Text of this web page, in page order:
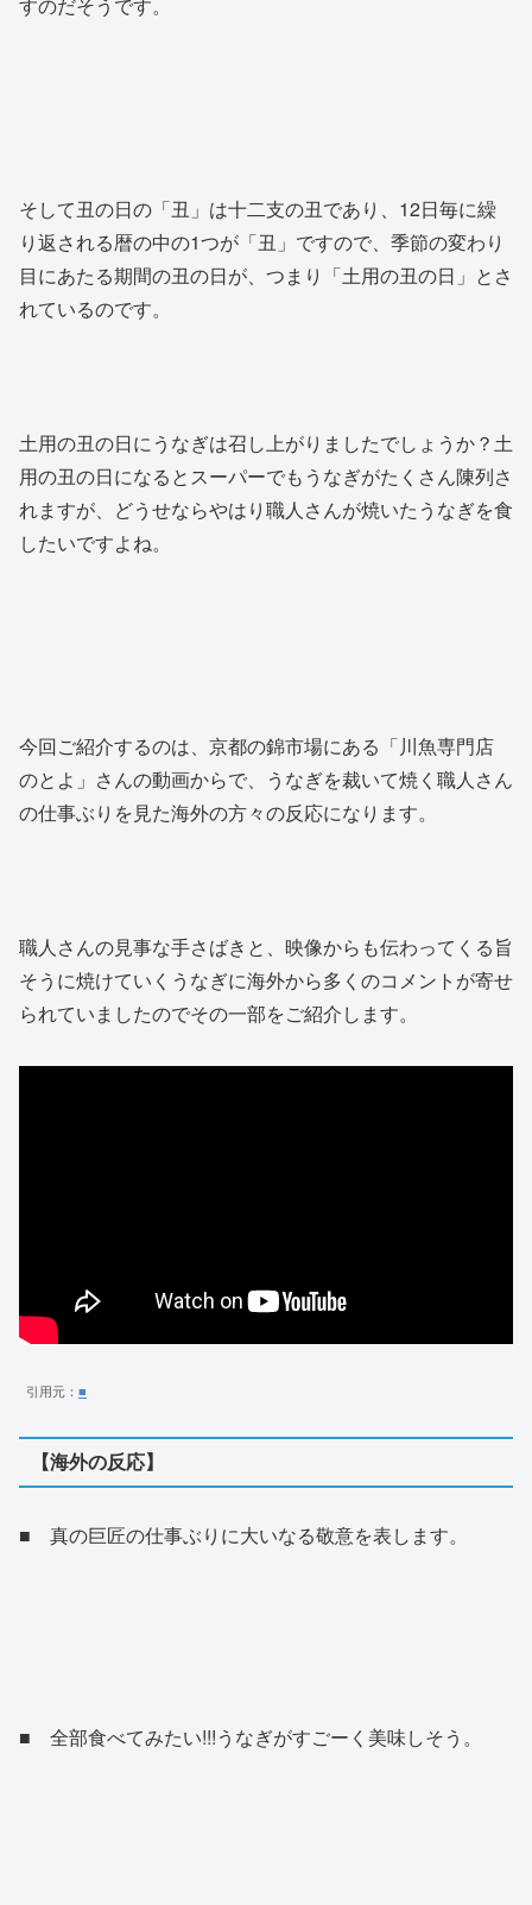
すのだそうです。
そして丑の日の「丑」は十二支の丑であり、12日毎に繰
り返される暦の中の1つが「丑」ですので、季節の変わり
目にあたる期間の丑の日が、つまり「土用の丑の日」とさ
れているのです。
土用の丑の日にうなぎは召し上がりましたでしょうか？土
用の丑の日になるとスーパーでもうなぎがたくさん陳列さ
れますが、どうせならやはり職人さんが焼いたうなぎを食
したいですよね。
今回ご紹介するのは、京都の錦市場にある「川魚専門店
のとよ」さんの動画からで、うなぎを裁いて焼く職人さん
の仕事ぶりを見た海外の方々の反応になります。
職人さんの見事な手さばきと、映像からも伝わってくる旨
そうに焼けていくうなぎに海外から多くのコメントが寄せ
られていましたのでその一部をご紹介します。
引用元： ■
【海外の反応】
■ 真の巨匠の仕事ぶりに大いなる敬意を表します。
■ 全部食べてみたい!!!うなぎがすごーく美味しそう。